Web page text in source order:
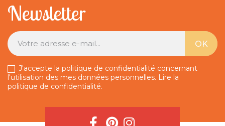
Newsletter
J'accepte la politique de confidentialité concernant
l'utilisation des mes données personnelles. Lire la
politique de confidentialité.